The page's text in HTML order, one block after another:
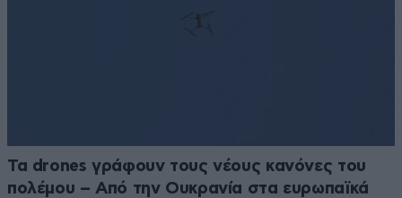
Τα drones γράφουν τους νέους κανόνες του
πολέμου – Από την Ουκρανία στα ευρωπαϊκά